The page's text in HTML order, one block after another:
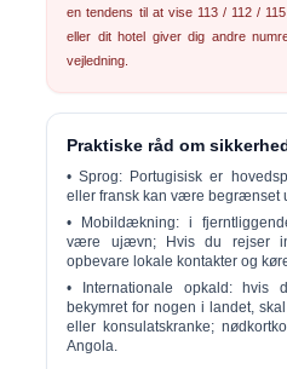
en tendens til at vise 113 / 112 /
eller dit hotel giver dig andre
vejledning.
Praktiske råd om
•Sprog: Portugisisk er
eller fransk kan være begrænset
•
Mobildækning: i
være ujævn; Hvis du rejser
opbevare lokale kontakter og
•
Internationale opkald:hvis
bekymret for nogen i landet,
eller konsulatskranke;
Angola.